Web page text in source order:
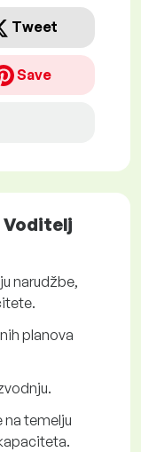
Tweet
Save
Voditelj
narudžbe,
planova
temelju